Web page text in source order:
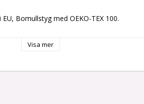
Bomullstyg med OEKO-TEX 100.
Visa mer